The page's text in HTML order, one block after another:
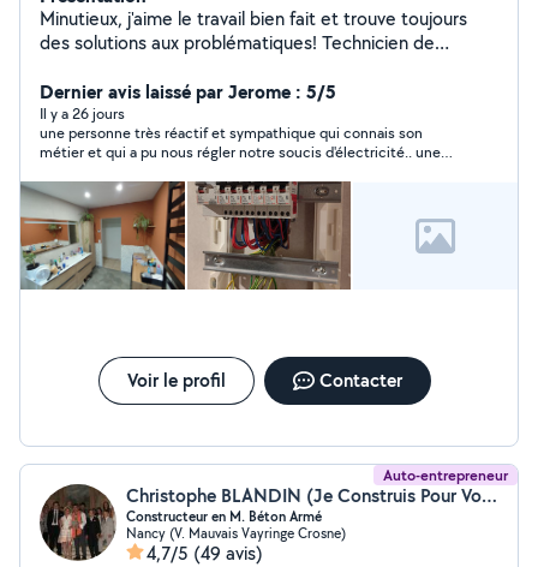
Minutieux, j'aime le travail bien fait et trouve toujours
des solutions aux problématiques! Technicien de
bâtiment, je peux vous réaliser des dépannages, travaux
neufs ou rénovation de toutes natures. (électrique,
serrurerie et soudure, plomberie, installation
d'équipements etc.) A bientôt !
Dernier avis laissé par Jerome : 5/5
Il y a 26 jours
une personne très réactif et sympathique qui connais son
métier et qui a pu nous régler notre soucis d'électricité.. une
refaire appel a lui si besoin et pour les personne qui on besoin
n'hésitez surtout pas.
Voir le profil Contacter
Auto-entrepreneur
Christophe BLANDIN (Je Construis Pour Vous)
Constructeur en M. Béton Armé
Nancy (V. Mauvais Vayringe Crosne)
4,7/5 (49 avis)